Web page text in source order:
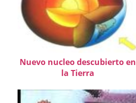
Nuevo nucleo descubierto en
la Tierra